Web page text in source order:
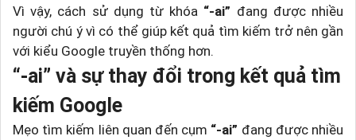
Vì vậy, cách sử dụng từ khóa “-ai” đang được nhiều
người chú ý vì có thể giúp kết quả tìm kiếm trở nên gần
với kiểu Google truyền thống hơn.
“-ai” và sự thay đổi trong kết quả tìm
kiếm Google
Mẹo tìm kiếm liên quan đến cụm “-ai” đang được nhiều